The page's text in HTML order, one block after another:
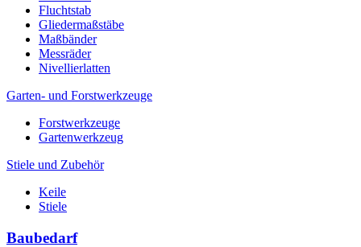
Fluchtstab
Gliedermaßstäbe
Maßbänder
Messräder
Nivellierlatten
Garten- und Forstwerkzeuge
Forstwerkzeuge
Gartenwerkzeug
Stiele und Zubehör
Keile
Stiele
Baubedarf